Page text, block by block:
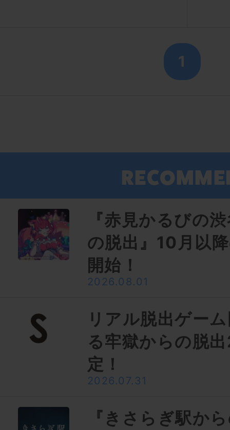
1
『赤見かるびの
の脱出』10月以
開始！
2026.08.01
リアル脱出ゲー
る牢獄からの脱
定！
2026.07.31
『きさらぎ駅か